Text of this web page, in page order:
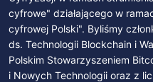
cyfrowe" działającego w
cyfrowej Polski". Byliśmy
ds. Technologii Blockchain i
Polskim Stowarzyszeniem
i Nowych Technologii oraz z